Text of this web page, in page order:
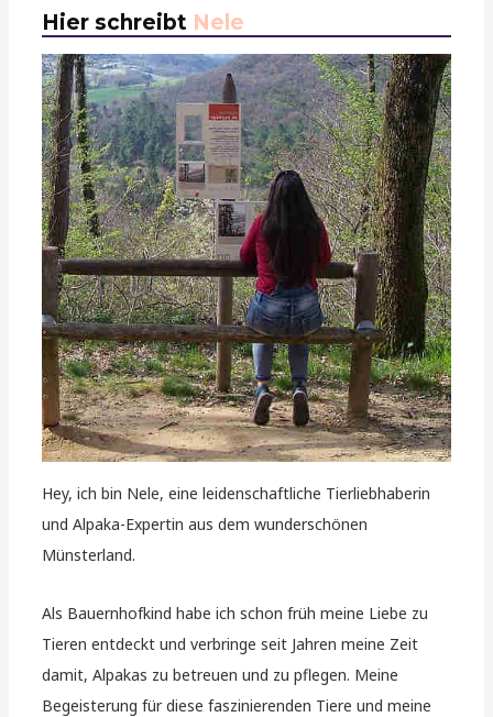
Hier schreibt Nele
Hey, ich bin Nele, eine leidenschaftliche Tierliebhaberin
und Alpaka-Expertin aus dem wunderschönen
Münsterland.
Als Bauernhofkind habe ich schon früh meine Liebe zu
Tieren entdeckt und verbringe seit Jahren meine Zeit
damit, Alpakas zu betreuen und zu pflegen. Meine
Begeisterung für diese faszinierenden Tiere und meine